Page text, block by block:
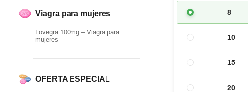
Viagra para mujeres
Lovegra 100mg – Viagra para
mujeres
OFERTA ESPECIAL
8
10
15
20